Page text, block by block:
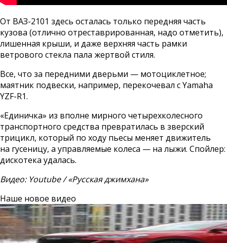
От ВАЗ-2101 здесь осталась только передняя часть
кузова (отлично отреставрированная, надо отметить),
лишенная крыши, и даже верхняя часть рамки
ветрового стекла пала жертвой стиля.
Все, что за передними дверьми — мотоциклетное;
маятник подвески, например, перекочевал с Yamaha
YZF-R1.
«Единичка» из вполне мирного четырехколесного
транспортного средства превратилась в зверский
трицикл, который по ходу пьесы меняет движитель
на гусеницу, а управляемые колеса — на лыжи. Спойлер:
дискотека удалась.
Видео: Youtube / «Русская джимхана»
Наше новое видео